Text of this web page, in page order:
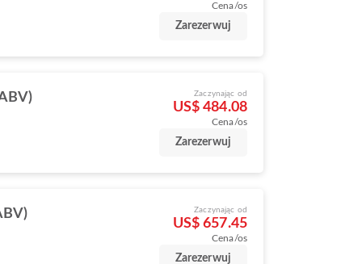
Cena/os
Zarezerwuj
Zaczynając od
US$ 484.08
Cena/os
Zarezerwuj
Zaczynając od
US$ 657.45
Cena/os
Zarezerwuj